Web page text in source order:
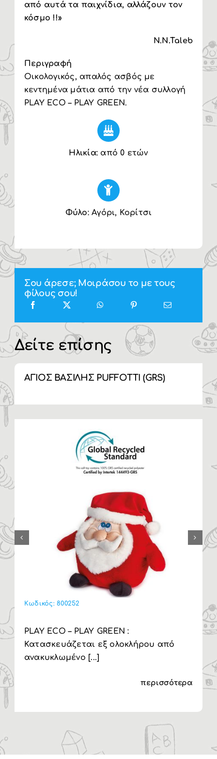
από αυτά τα παιχνίδια, αλλάζουν τον
κόσμο !!»
N.N.Taleb
Περιγραφή
Οικολογικός, απαλός ασβός με
κεντημένα μάτια από την νέα συλλογή
PLAY ECO – PLAY GREEN.
Ηλικία: από 0 ετών
Φύλο: Αγόρι, Κορίτσι
Σου άρεσε; Μοιράσου το με τους
φίλους σου!
Δείτε επίσης
ΒΑΣΙΛΗΣ PUFFOTTI (GRS)
800252
ECO – PLAY GREEN :
εξ ολοκλήρου από
[...]
περισσότερα